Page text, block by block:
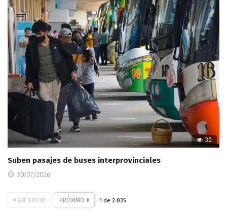
30
Suben pasajes de buses interprovinciales
30/07/2026
ANTERIOR PRÓXIMO 1 de 2.035